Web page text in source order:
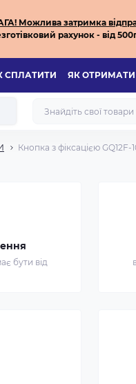
Можлива затримка
рахунок - від
СПЛАТИТИ ЯК ОТРИМАТИ
Кнопка з фіксацією
бути від